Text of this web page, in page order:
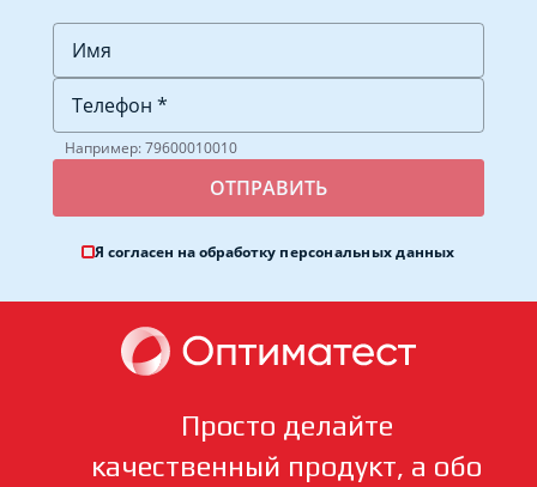
Например: 79600010010
Я согласен на обработку персональных данных
Просто делайте
качественный продукт, а обо